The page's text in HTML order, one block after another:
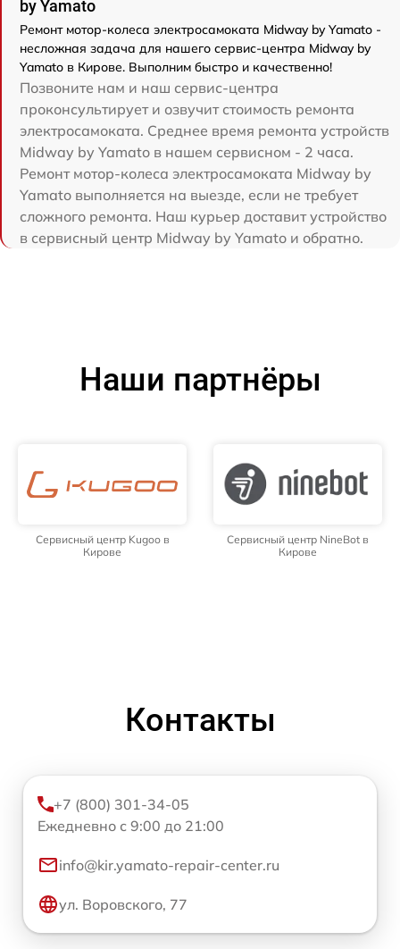
by Yamato
Ремонт мотор-колеса электросамоката Midway by Yamato -
несложная задача для нашего сервис-центра Midway by
Yamato в Кирове. Выполним быстро и качественно!
Позвоните нам и наш сервис-центра
проконсультирует и озвучит стоимость ремонта
электросамоката. Среднее время ремонта устройств
Midway by Yamato в нашем сервисном - 2 часа.
Ремонт мотор-колеса электросамоката Midway by
Yamato выполняется на выезде, если не требует
сложного ремонта. Наш курьер доставит устройство
в сервисный центр Midway by Yamato и обратно.
Наши партнёры
Сервисный центр Kugoo в
Кирове
Сервисный центр NineBot в
Кирове
Контакты
+7 (800) 301-34-05
Ежедневно с 9:00 до 21:00
info@kir.yamato-repair-center.ru
ул. Воровского, 77